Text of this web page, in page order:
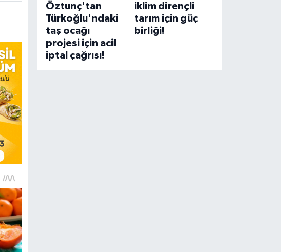
Öztunç'tan
Türkoğlu'ndaki
taş ocağı
projesi için acil
iptal çağrısı!
iklim dirençli
tarım için güç
birliği!